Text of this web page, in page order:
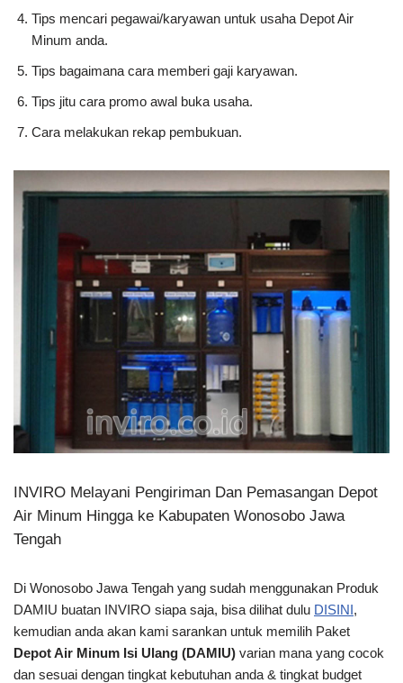
Tips mencari pegawai/karyawan untuk usaha Depot Air
Minum anda.
Tips bagaimana cara memberi gaji karyawan.
Tips jitu cara promo awal buka usaha.
Cara melakukan rekap pembukuan.
INVIRO Melayani Pengiriman Dan Pemasangan Depot
Air Minum Hingga ke Kabupaten Wonosobo Jawa
Tengah
Di Wonosobo Jawa Tengah yang sudah menggunakan Produk
DAMIU buatan INVIRO siapa saja, bisa dilihat dulu DISINI,
kemudian anda akan kami sarankan untuk memilih Paket
Depot Air Minum Isi Ulang (DAMIU) varian mana yang cocok
dan sesuai dengan tingkat kebutuhan anda & tingkat budget